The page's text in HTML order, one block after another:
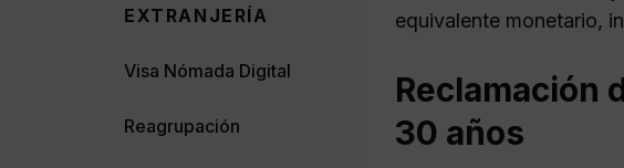
equivalente monetario,
Reclamación
30 años
EXTRANJERÍA
Visa Nómada Digital
Reagrupación